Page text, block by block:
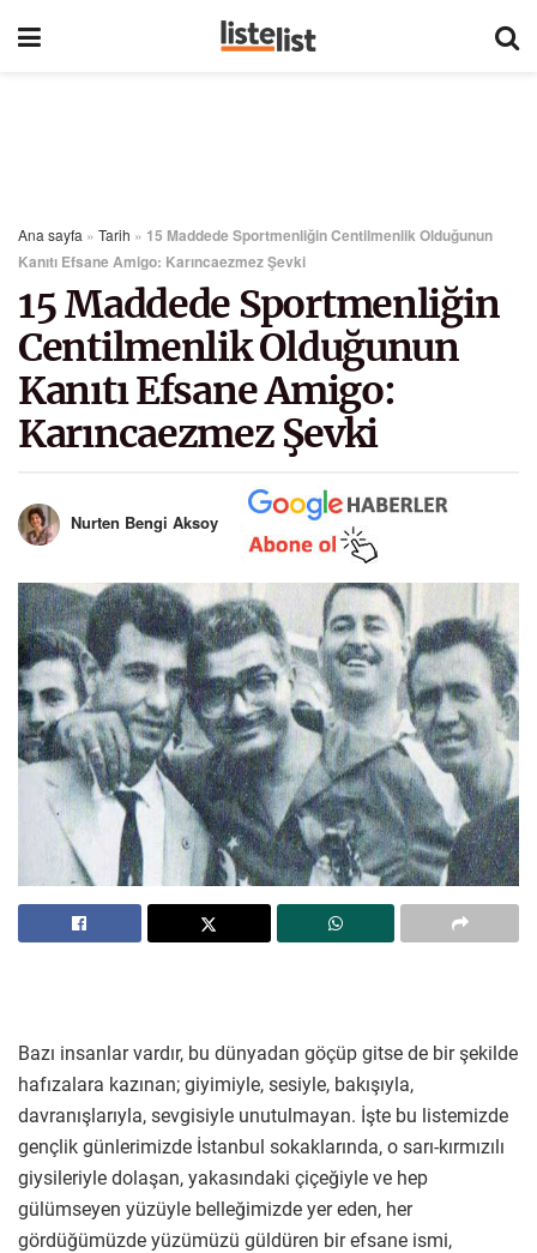
Ana sayfa » Tarih » 15 Maddede Sportmenliğin Centilmenlik Olduğunun
Kanıtı Efsane Amigo: Karıncaezmez Şevki
15 Maddede Sportmenliğin
Centilmenlik Olduğunun
Kanıtı Efsane Amigo:
Karıncaezmez Şevki
Nurten Bengi Aksoy
Bazı insanlar vardır, bu dünyadan göçüp gitse de bir şekilde
hafızalara kazınan; giyimiyle, sesiyle, bakışıyla,
davranışlarıyla, sevgisiyle unutulmayan. İşte bu listemizde
gençlik günlerimizde İstanbul sokaklarında, o sarı-kırmızılı
giysileriyle dolaşan, yakasındaki çiçeğiyle ve hep
gülümseyen yüzüyle belleğimizde yer eden, her
gördüğümüzde yüzümüzü güldüren bir efsane ismi,